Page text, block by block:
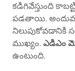
కడిగివేస్తుంది
పడతాయి.
నిలుపుకోవడానికి
ముఖ్యం. ఎడిఎం
ఉంటుంది.